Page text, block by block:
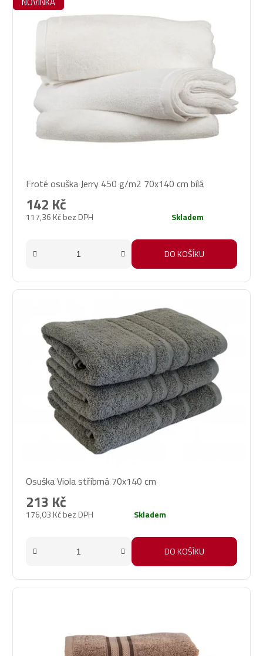
Froté osuška Jerry 450 g/m2 70x140 cm bílá
117,36 Kč bez DPH
142 Kč
Skladem
DO KOŠÍKU
Osuška Viola stříbrná 70x140 cm
176,03 Kč bez DPH
213 Kč
Skladem
DO KOŠÍKU